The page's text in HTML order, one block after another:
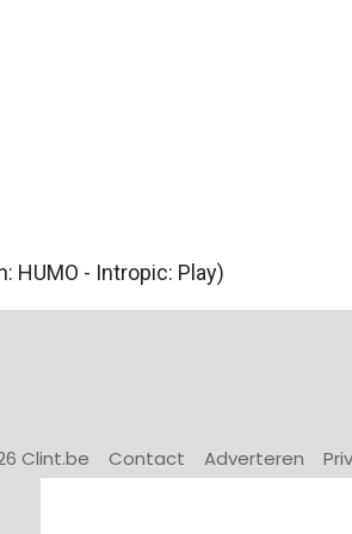
HUMO - Intropic: Play)
Clint.be Contact Adverteren